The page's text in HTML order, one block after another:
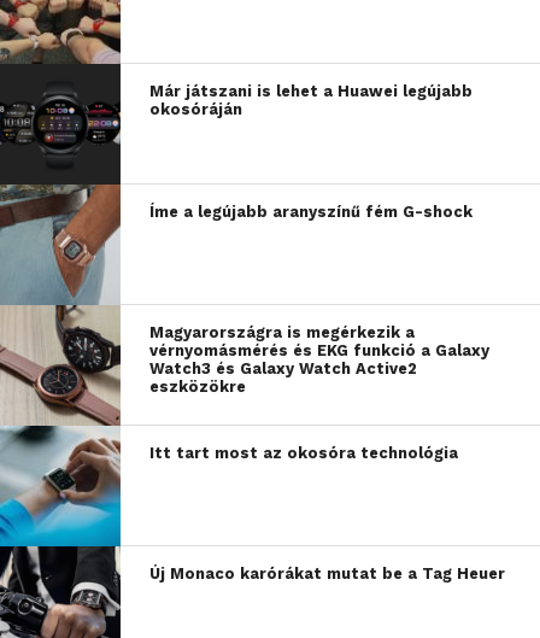
Már játszani is lehet a Huawei legújabb
okosóráján
Íme a legújabb aranyszínű fém G-shock
Magyarországra is megérkezik a
vérnyomásmérés és EKG funkció a Galaxy
Watch3 és Galaxy Watch Active2
eszközökre
Itt tart most az okosóra technológia
Új Monaco karórákat mutat be a Tag Heuer